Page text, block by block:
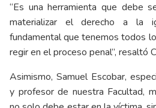
“Es una herramienta que debe
materializar el derecho a la
fundamental que tenemos todos
regir en el proceso penal”, resaltó
Asimismo, Samuel Escobar,
y profesor de nuestra Facultad,